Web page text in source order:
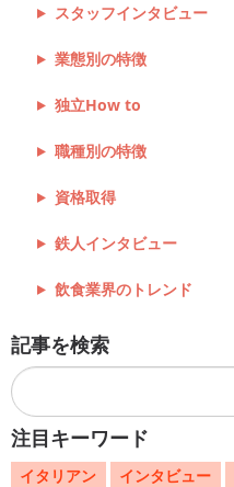
スタッフインタビュー
業態別の特徴
独立How to
職種別の特徴
資格取得
鉄人インタビュー
飲食業界のトレンド
記事を検索
注目キーワード
イタリアン インタビュー